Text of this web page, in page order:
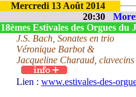
Mercredi 13 Août 2014
20:30
18èmes Estivales des Orgues du
J.S. Bach, Sonates en trio
Véronique Barbot &
Jacqueline Charaud, clavecins
Lien : www.estivales-des-